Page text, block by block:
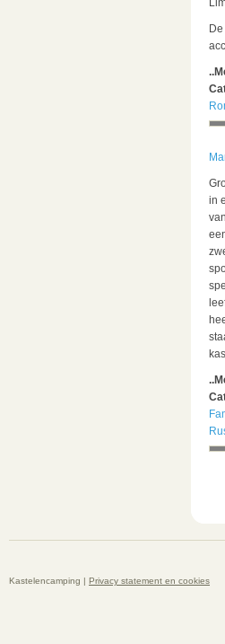
in
Kastelencamping | Privacy statement en cookies